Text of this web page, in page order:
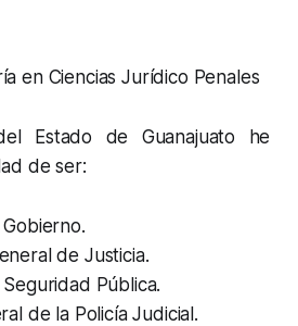
en Ciencias Jurídico Penales
Estado de Guanajuato he
de ser:
de Justicia.
Pública.
de la Policía Judicial.